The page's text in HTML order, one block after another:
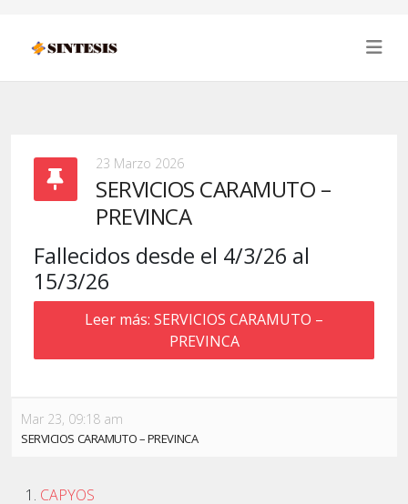
23 Marzo 2026
SERVICIOS CARAMUTO –
PREVINCA
Fallecidos desde el 4/3/26 al
15/3/26
Leer más: SERVICIOS CARAMUTO –
PREVINCA
Mar 23, 09:18 am
SERVICIOS CARAMUTO – PREVINCA
CAPYOS